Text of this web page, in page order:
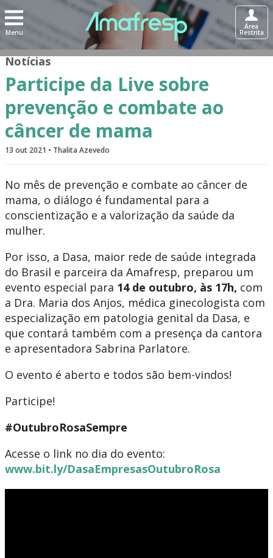
Menu
Área
Restrita
Notícias
Participe da Live sobre
prevenção e combate ao
câncer de mama
13 out 2021 • Thalita Azevedo
No mês de prevenção e combate ao câncer de
mama, o diálogo é fundamental para a
conscientização e a valorização da saúde da
mulher.
Por isso, a Dasa, maior rede de saúde integrada
do Brasil e parceira da Amafresp, preparou um
evento especial para 14 de outubro, às 17h, com
a Dra. Maria dos Anjos, médica ginecologista com
especialização em patologia genital da Dasa, e
que contará também com a presença da cantora
e apresentadora Sabrina Parlatore.
O evento é aberto e todos são bem-vindos!
Participe!
#OutubroRosaSempre
Acesse o link no dia do evento:
www.bit.ly/DasaEmpresasOutubroRosa